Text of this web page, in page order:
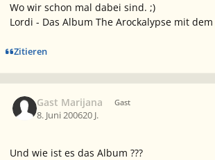
Wo wir schon mal dabei sind. ;)
Lordi - Das Album The Arockalypse mit dem
Zitieren
Gast Marijana Gast
8. Juni 200620 J.
Und wie ist es das Album ???